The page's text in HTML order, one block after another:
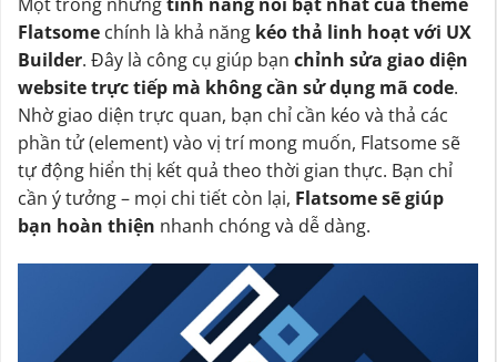
Flatsome chính là khả năng kéo thả linh hoạt với UX
Builder. Đây là công cụ giúp bạn chỉnh sửa giao diện
website trực tiếp mà không cần sử dụng mã code.
Nhờ giao diện trực quan, bạn chỉ cần kéo và thả các
phần tử (element) vào vị trí mong muốn, Flatsome sẽ
tự động hiển thị kết quả theo thời gian thực. Bạn chỉ
cần ý tưởng – mọi chi tiết còn lại, Flatsome sẽ giúp
bạn hoàn thiện nhanh chóng và dễ dàng.